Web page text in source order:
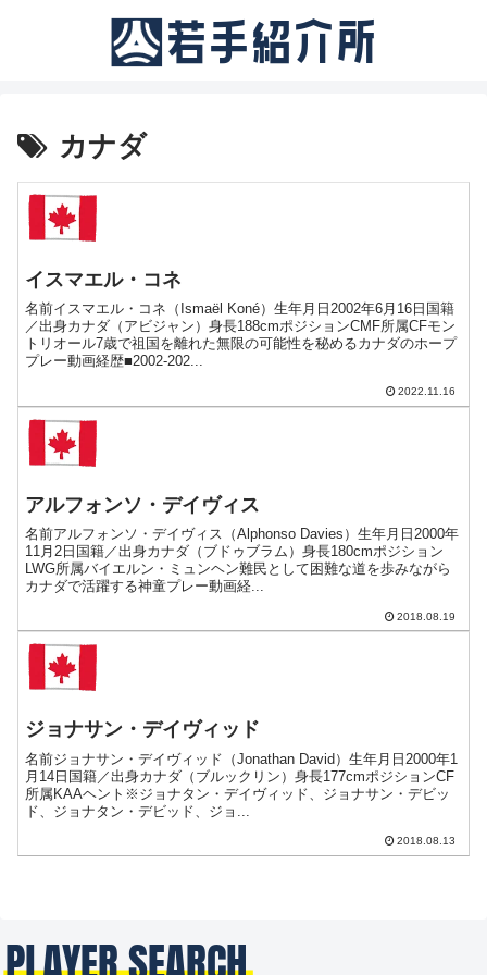
カナダ
イスマエル・コネ
名前イスマエル・コネ（Ismaël Koné）生年月日2002年6月16日国籍
／出身カナダ（アビジャン）身長188cmポジションCMF所属CFモン
トリオール7歳で祖国を離れた無限の可能性を秘めるカナダのホープ
プレー動画経歴■2002-202...
2022.11.16
アルフォンソ・デイヴィス
名前アルフォンソ・デイヴィス（Alphonso Davies）生年月日2000年
11月2日国籍／出身カナダ（ブドゥブラム）身長180cmポジション
LWG所属バイエルン・ミュンヘン難民として困難な道を歩みながら
カナダで活躍する神童プレー動画経...
2018.08.19
ジョナサン・デイヴィッド
名前ジョナサン・デイヴィッド（Jonathan David）生年月日2000年1
月14日国籍／出身カナダ（ブルックリン）身長177cmポジションCF
所属KAAヘント※ジョナタン・デイヴィッド、ジョナサン・デビッ
ド、ジョナタン・デビッド、ジョ...
2018.08.13